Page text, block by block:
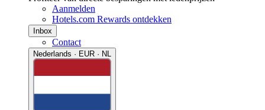
Aanmelden
Hotels.com Rewards ontdekken
Inbox
Contact
Nederlands · EUR · NL